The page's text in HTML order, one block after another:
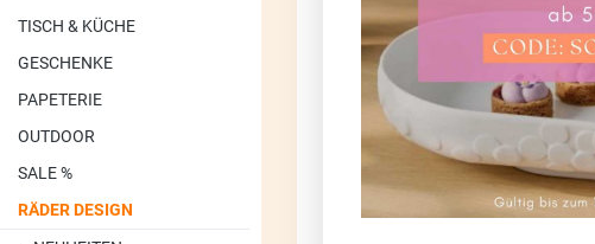
TISCH & KÜCHE
GESCHENKE
PAPETERIE
OUTDOOR
SALE %
RÄDER DESIGN